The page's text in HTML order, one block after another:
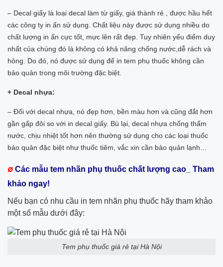
– Decal giấy là loại decal làm từ giấy, giá thành rẻ , được hầu hết
các công ty in ấn sử dụng. Chất liệu này được sử dụng nhiều do
chất lượng in ấn cực tốt, mực lên rất đẹp. Tuy nhiên yếu điểm duy
nhất của chúng đó là không có khả năng chống nước,dễ rách và
hỏng. Do đó, nó được sử dụng để in tem phụ thuốc không cần
bảo quản trong môi trường đặc biệt.
+ Decal nhựa:
– Đối với decal nhựa, nó đẹp hơn, bền màu hơn và cũng đắt hơn
gần gấp đôi so với in decal giấy. Bù lại, decal nhựa chống thấm
nước, chịu nhiệt tốt hơn nên thường sử dụng cho các loại thuốc
bảo quản đặc biệt như thuốc tiêm, vắc xin cần bảo quản lạnh…
∅ Các mẫu tem nhãn phụ thuốc chất lượng cao_ Tham
khảo ngay!
Nếu bạn có nhu cầu in tem nhãn phụ thuốc hãy tham khảo
một số mẫu dưới đây:
Tem phụ thuốc giá rẻ tại Hà Nội